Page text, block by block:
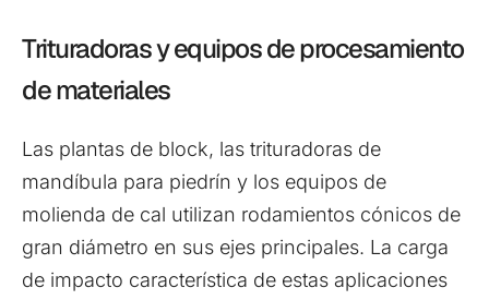
Trituradoras y equipos de procesamiento
de materiales
Las plantas de block, las trituradoras de
mandíbula para piedrín y los equipos de
molienda de cal utilizan rodamientos cónicos de
gran diámetro en sus ejes principales. La carga
de impacto característica de estas aplicaciones